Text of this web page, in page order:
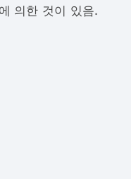
의한 것이 있음.